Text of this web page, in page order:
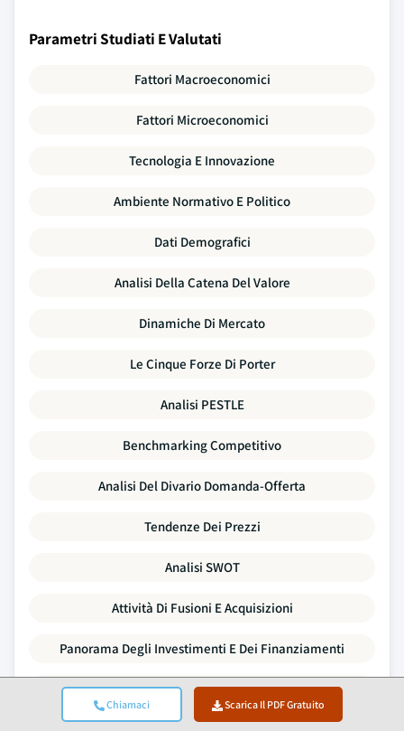
Chiamaci Scarica Il PDF Gratuito
Parametri Studiati E Valutati
Fattori Macroeconomici
Fattori Microeconomici
Tecnologia E Innovazione
Ambiente Normativo E Politico
Dati Demografici
Analisi Della Catena Del Valore
Dinamiche Di Mercato
Le Cinque Forze Di Porter
Analisi PESTLE
Benchmarking Competitivo
Analisi Del Divario Domanda-Offerta
Tendenze Dei Prezzi
Analisi SWOT
Attività Di Fusioni E Acquisizioni
Panorama Degli Investimenti E Dei Finanziamenti
Profili Aziendali